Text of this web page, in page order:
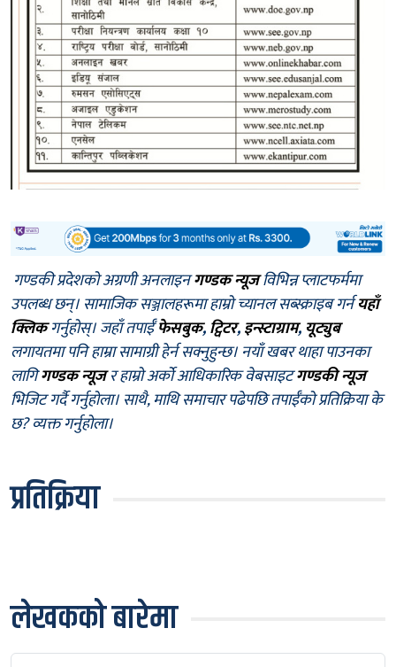
गण्डकी प्रदेशको अग्रणी अनलाइनगण्डक न्यूजविभिन्न प्लाटफर्ममा
उपलब्ध छन्। सामाजिक सञ्जालहरूमा हाम्रो च्यानल सब्स्क्राइब गर्नयहाँ
क्लिकगर्नुहोस्। जहाँ तपाईँफेसबुक,ट्विटर,इन्स्टाग्राम, यूट्युब
लगायतमा पनि हाम्रा सामाग्री हेर्न सक्नुहुन्छ। नयाँ खबर थाहा पाउनका
लागिगण्डक न्यूजर हाम्रो अर्को आधिकारिक वेबसाइटगण्डकी न्यूज
भिजिट गर्दै गर्नुहोला। साथै, माथि समाचार पढेपछि तपाईँको प्रतिक्रिया के
छ? व्यक्त गर्नुहोला।
प्रतिक्रिया
लेखकको बारेमा